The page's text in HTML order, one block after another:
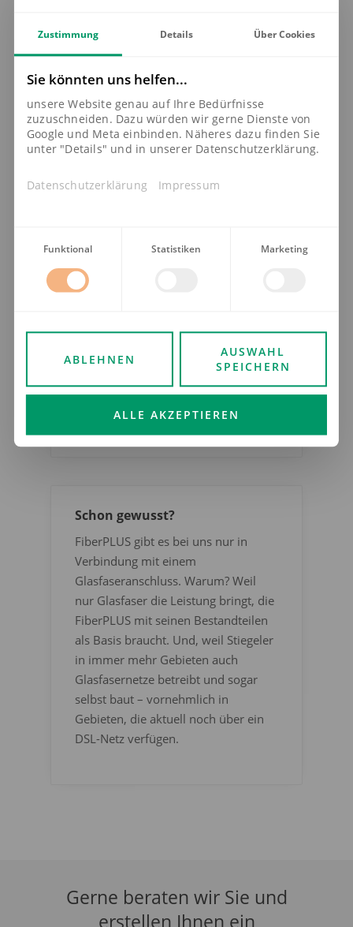
Sie sind bereits Kunde?
Buchen Sie FiberPLUS direkt im
Schon gewusst?
FiberPLUS gibt es bei uns nur in
Verbindung mit einem
Glasfaseranschluss. Warum? Weil
nur Glasfaser die Leistung bringt, die
FiberPLUS mit seinen Bestandteilen
als Basis braucht. Und, weil Stiegeler
in immer mehr Gebieten auch
Glasfasernetze betreibt und sogar
selbst baut – vornehmlich in
Gebieten, die aktuell noch über ein
DSL-Netz verfügen.
Gerne beraten wir Sie und
erstellen Ihnen ein
Zustimmung Details Über Cookies
Sie könnten uns helfen...
unsere Website genau auf Ihre Bedürfnisse
zuzuschneiden. Dazu würden wir gerne Dienste von
Google und Meta einbinden. Näheres dazu finden Sie
unter "Details" und in unserer Datenschutzerklärung.
Datenschutzerklärung Impressum
Funktional Statistiken Marketing
ABLEHNEN
AUSWAHL
SPEICHERN
ALLE AKZEPTIEREN